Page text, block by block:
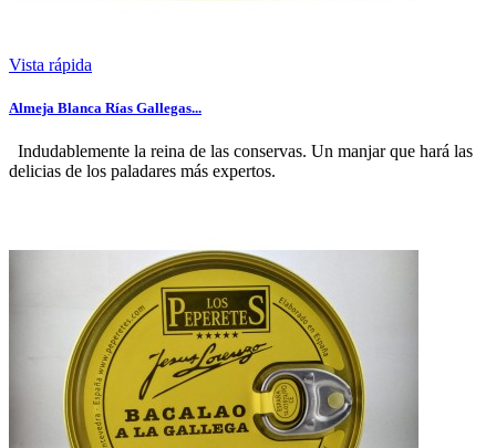
Vista rápida
Almeja Blanca Rías Gallegas...
Indudablemente la reina de las conservas. Un manjar que hará las
delicias de los paladares más expertos.